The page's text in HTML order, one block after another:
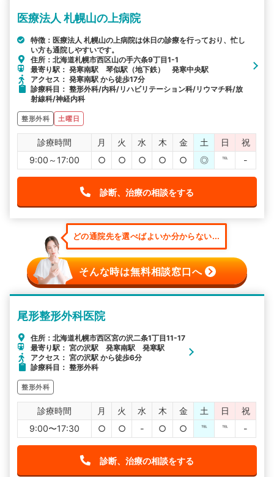
医療法人 札幌山の上病院
特徴：医療法人 札幌山の上病院は休日の診療を行っており、忙し
い方も通院しやすいです。
住所：北海道札幌市西区山の手六条9丁目1-1
最寄り駅： 発寒南駅 琴似駅（地下鉄） 発寒中央駅
アクセス： 発寒南駅 から徒歩17分
診療科目： 整形外科/内科/リハビリテーション科/リウマチ科/放
射線科/神経内科
整形外科 土曜日
診療時間 月 火 水 木 金 土 日
祝
9:00～17:00
○ ○ ○ ○ ○ ◎ ℡ -
診断、治療の相談をする
どの通院先を選べばよいか分からない...
そんな時は無料相談窓口へ
尾形整形外科医院
住所：北海道札幌市西区宮の沢二条1丁目11-17
最寄り駅： 宮の沢駅 発寒南駅 発寒駅
アクセス： 宮の沢駅 から徒歩6分
診療科目： 整形外科
整形外科
診療時間 月 火 水 木 金 土 日
祝
9:00〜17:30
○ ○ - ○ ○ ℡ ℡ -
診断、治療の相談をする